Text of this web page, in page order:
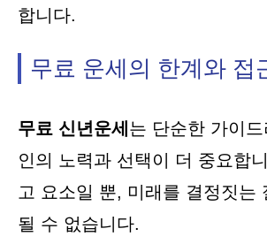
합니다.
무료 운세의 한계와 접
무료 신년운세 는 단순한 가이
인의 노력과 선택이 더 중요합
고 요소일 뿐, 미래를 결정짓는
될 수 없습니다.